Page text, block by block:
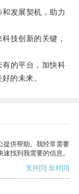
发展契机，助力
技创新的关键，
的平台，加快科
的未来。
提供帮助。我经常需要
找到我需要的信息。
支持[0] 反对[0]